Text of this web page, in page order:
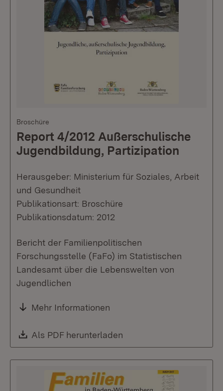
Broschüre
Report 4/2012 Außerschulische
Jugendbildung, Partizipation
Herausgeber: Ministerium für Soziales, Arbeit
und Gesundheit
Publikationsart: Broschüre
Publikationsdatum: 2012
Bericht der Familienpolitischen
Forschungsstelle (FaFo) im Statistischen
Landesamt über die Lebenswelten von
Jugendlichen
Mehr Informationen
Download:
Als PDF herunterladen